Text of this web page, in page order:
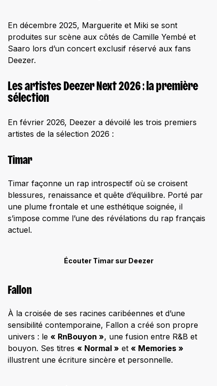
En décembre 2025, Marguerite et Miki se sont
produites sur scène aux côtés de Camille Yembé et
Saaro lors d’un concert exclusif réservé aux fans
Deezer.
Les artistes Deezer Next 2026 : la première
sélection
En février 2026, Deezer a dévoilé les trois premiers
artistes de la sélection 2026 :
Timar
Timar façonne un rap introspectif où se croisent
blessures, renaissance et quête d’équilibre. Porté par
une plume frontale et une esthétique soignée, il
s’impose comme l’une des révélations du rap français
actuel.
Écouter Timar sur Deezer
Fallon
À la croisée de ses racines caribéennes et d’une
sensibilité contemporaine, Fallon a créé son propre
univers : le « RnBouyon », une fusion entre R&B et
bouyon. Ses titres « Normal » et « Memories »
illustrent une écriture sincère et personnelle.